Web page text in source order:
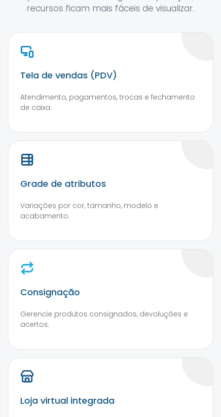
recursos ficam mais fáceis de visualizar.
Tela de vendas (PDV)
Atendimento, pagamentos, trocas e fechamento
de caixa.
Grade de atributos
Variações por cor, tamanho, modelo e
acabamento.
Consignação
Gerencie produtos consignados, devoluções e
acertos.
Loja virtual integrada